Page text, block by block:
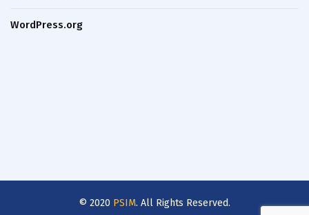
WordPress.org
© 2020 PSIM. All Rights Reserved.